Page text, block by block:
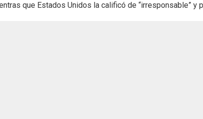
que Estados Unidos la calificó de “irresponsable” y